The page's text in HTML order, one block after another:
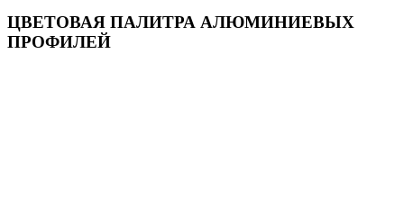
ЦВЕТОВАЯ ПАЛИТРА АЛЮМИНИЕВЫХ
ПРОФИЛЕЙ